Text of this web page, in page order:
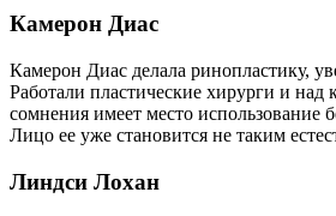
Камерон Диас
Камерон Диас делала ринопластику,
Работали пластические хирурги и над
сомнения имеет место использование
Лицо ее уже становится не таким
Линдси Лохан